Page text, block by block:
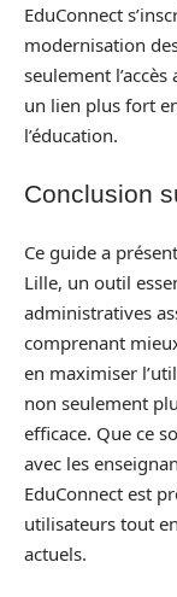
EduConnect
modernisation
seulement
un lien plus fort
l’éducation.
Conclusion
Ce guide a
Lille, un outil
administratives
comprenant
en maximiser
non seulement
efficace. Que ce
avec les
EduConnect est
utilisateurs tout
actuels.